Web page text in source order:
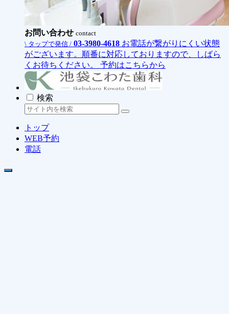
お問い合わせ contact
\ タップで発信 / 03-3980-4618 お電話が繋がりにくい状態
がございます。順番に対応しておりますので、しばら
くお待ちください。
予約はこちらから
検索
トップ
WEB予約
電話